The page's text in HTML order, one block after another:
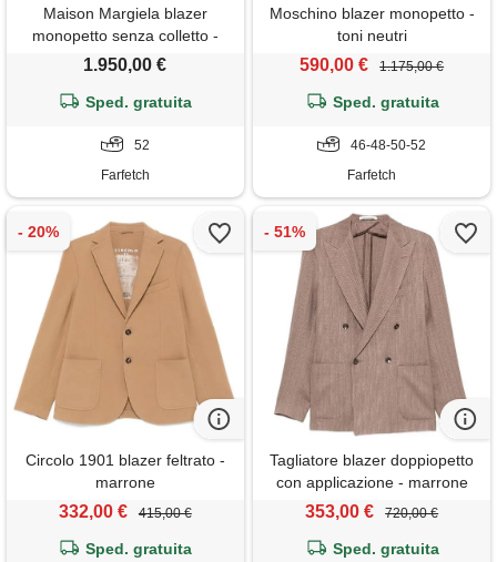
Maison Margiela blazer
monopetto senza colletto -
toni neutri
1.950,00 €
Sped. gratuita
52
Farfetch
Moschino blazer monopetto -
toni neutri
590,00 € 1.175,00 €
Sped. gratuita
46-48-50-52
Farfetch
Circolo 1901 blazer feltrato -
marrone
332,00 € 415,00 €
Sped. gratuita
Tagliatore blazer doppiopetto
con applicazione - marrone
353,00 € 720,00 €
Sped. gratuita